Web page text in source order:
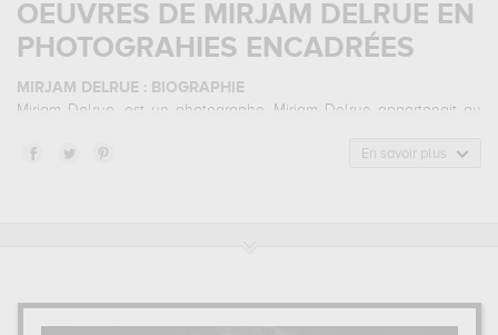
OEUVRES DE MIRJAM DELRUE EN
PHOTOGRAHIES ENCADRÉES
MIRJAM DELRUE : BIOGRAPHIE
Mirjam Delrue, est un photographe. Mirjam Delrue appartenait au
durant la période contemporain.
tattoo veut être, voyage à l'aveugle, cochlée...
principales œuvres de Mirjam Delrue.
En savoir plus